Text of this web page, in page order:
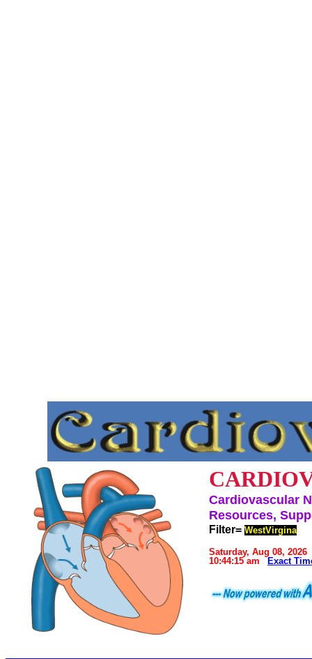
Cardiovascular
Resources,
Filter= WestVirgina
Saturday, Aug 08, 2026
10:44:15 am
Exact